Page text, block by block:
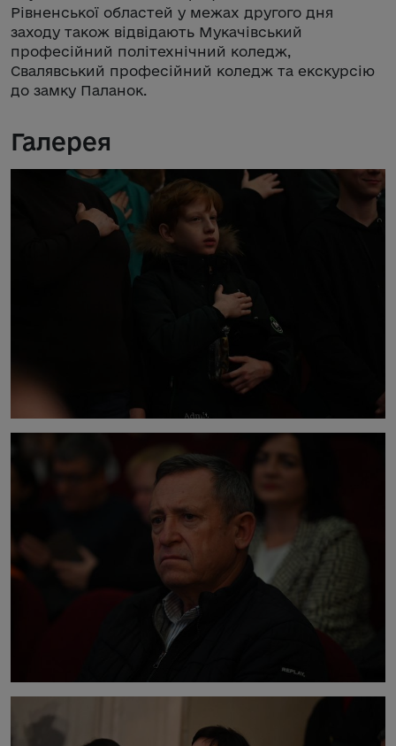
Рівненської областей у межах другого дня
заходу також відвідають Мукачівський
професійний політехнічний коледж,
Свалявський професійний коледж та екскурсію
до замку Паланок.
Галерея